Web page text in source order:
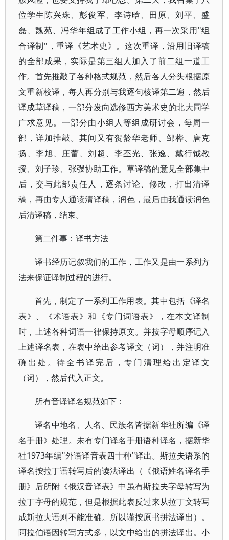
位学生陈兴珠、彭俊军、李诗晗、田原、刘平、盛
磊、魏苑、冯华年组成了工作小组，再一次采用"组
合译制"，重译《艺术史》。这次重译，沿用旧译稿
的全部成果，实际是第三组人加入了前二组一道工
作。首先推敲了各种格式规范，然后各人分头根据原
文重新校译，每人再分别与我逐句核译第二遍，然后
译成草译稿，一部分发向选修西方美术史的北大同学
广求意见。一部分由小组人等组成研讨会，每周一
部，详加推敲。其间又有贺龄华老师、邹桦、唐克
扬、李旭、庄蕾、刘超、李丕光、张逸、戴行钺教
授、刘子珍、张弢协助工作。草译稿的意见全部集中
后，交与此部责任人，逐条讨论、修改，打出清译
稿，再由专人通读清译稿，润色，最后由我通读润色
后清译稿，结束。
第二件事：译书方法
译书经历记叙我们的工作，工作又是由一系列方
法来保证译制过程的进行。
首先，制定了一系列工作用表。其中包括《译名
表》、《术语表》和《专门词语表》，在本文译制
时，上述各种词语一律保持原文。并按字母顺序记入
上述译名表，在表中给出参考译文（词），并注明准
确出处。待全书译完后，专门清理给出定译文
（词），然后代入正文。
所有音译译名规范如下：
译名中地名、人名、民族名皆据新华社所编《译
名手册》处理。未有专门译名手册语种译名，据新华
社1973年编"外语译音表四十种"译出。斯拉夫语系的
译名按拉丁语转写后的读法译出（《俄语姓名译名手
册》后所附《俄汉音译表》中虽有斯拉夫字母转写为
拉丁字母的规范，但是根据此表反过来从拉丁文转写
成斯拉夫语则不能准确。所以谨按原书拼法译出）。
阿拉伯语因转写方式多，以文中给出的拼法译出。小